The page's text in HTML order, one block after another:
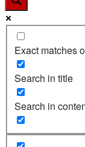
Exact matches
Search in title
Search in